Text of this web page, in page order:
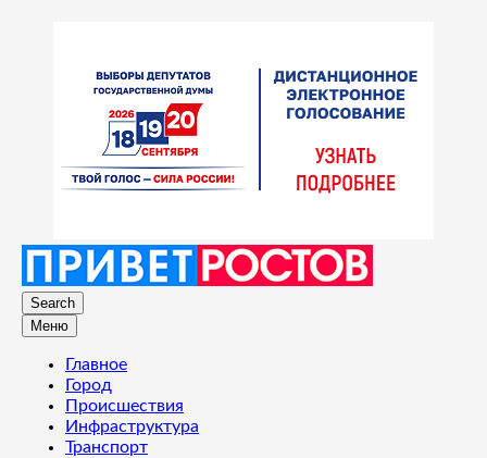
Search
Меню
Главное
Город
Происшествия
Инфраструктура
Транспорт